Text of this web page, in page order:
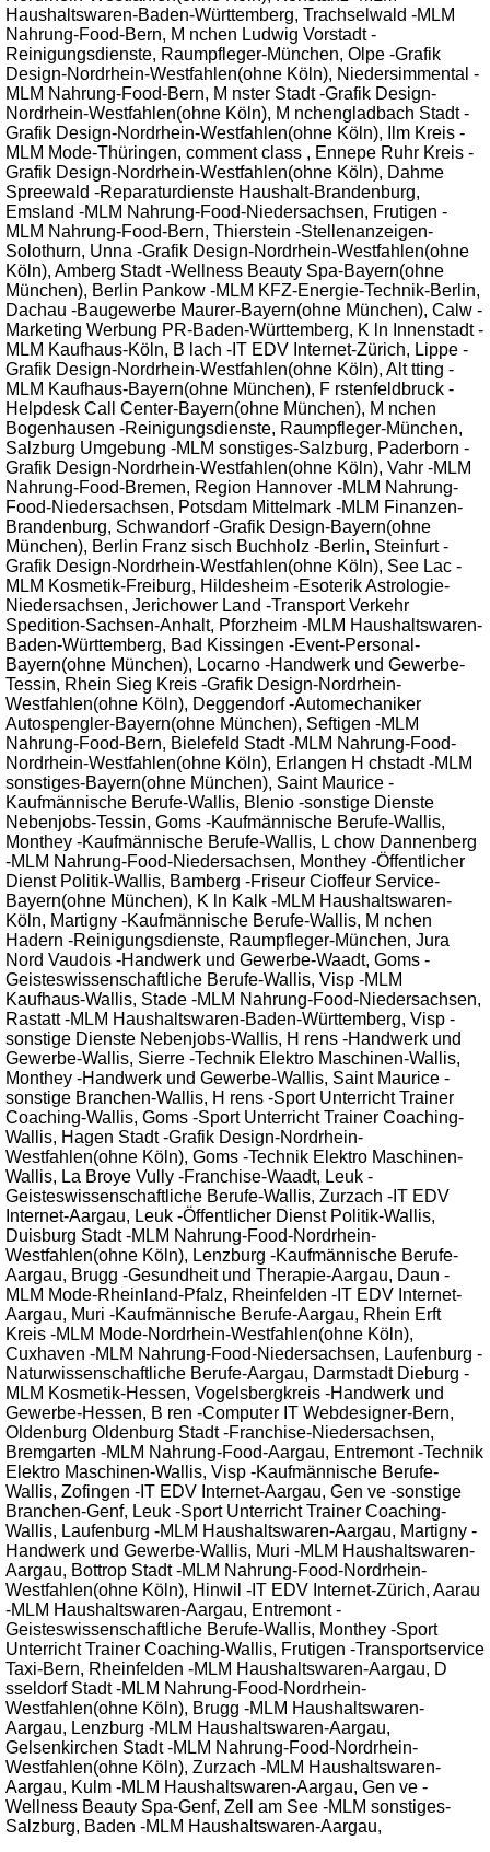
Haushaltswaren-Baden-Württemberg, Trachselwald -MLM
Nahrung-Food-Bern, M nchen Ludwig Vorstadt -
Reinigungsdienste, Raumpfleger-München, Olpe -Grafik
Design-Nordrhein-Westfahlen(ohne Köln), Niedersimmental -
MLM Nahrung-Food-Bern, M nster Stadt -Grafik Design-
Nordrhein-Westfahlen(ohne Köln), M nchengladbach Stadt -
Grafik Design-Nordrhein-Westfahlen(ohne Köln), Ilm Kreis -
MLM Mode-Thüringen, comment class , Ennepe Ruhr Kreis -
Grafik Design-Nordrhein-Westfahlen(ohne Köln), Dahme
Spreewald -Reparaturdienste Haushalt-Brandenburg,
Emsland -MLM Nahrung-Food-Niedersachsen, Frutigen -
MLM Nahrung-Food-Bern, Thierstein -Stellenanzeigen-
Solothurn, Unna -Grafik Design-Nordrhein-Westfahlen(ohne
Köln), Amberg Stadt -Wellness Beauty Spa-Bayern(ohne
München), Berlin Pankow -MLM KFZ-Energie-Technik-Berlin,
Dachau -Baugewerbe Maurer-Bayern(ohne München), Calw -
Marketing Werbung PR-Baden-Württemberg, K ln Innenstadt -
MLM Kaufhaus-Köln, B lach -IT EDV Internet-Zürich, Lippe -
Grafik Design-Nordrhein-Westfahlen(ohne Köln), Alt tting -
MLM Kaufhaus-Bayern(ohne München), F rstenfeldbruck -
Helpdesk Call Center-Bayern(ohne München), M nchen
Bogenhausen -Reinigungsdienste, Raumpfleger-München,
Salzburg Umgebung -MLM sonstiges-Salzburg, Paderborn -
Grafik Design-Nordrhein-Westfahlen(ohne Köln), Vahr -MLM
Nahrung-Food-Bremen, Region Hannover -MLM Nahrung-
Food-Niedersachsen, Potsdam Mittelmark -MLM Finanzen-
Brandenburg, Schwandorf -Grafik Design-Bayern(ohne
München), Berlin Franz sisch Buchholz -Berlin, Steinfurt -
Grafik Design-Nordrhein-Westfahlen(ohne Köln), See Lac -
MLM Kosmetik-Freiburg, Hildesheim -Esoterik Astrologie-
Niedersachsen, Jerichower Land -Transport Verkehr
Spedition-Sachsen-Anhalt, Pforzheim -MLM Haushaltswaren-
Baden-Württemberg, Bad Kissingen -Event-Personal-
Bayern(ohne München), Locarno -Handwerk und Gewerbe-
Tessin, Rhein Sieg Kreis -Grafik Design-Nordrhein-
Westfahlen(ohne Köln), Deggendorf -Automechaniker
Autospengler-Bayern(ohne München), Seftigen -MLM
Nahrung-Food-Bern, Bielefeld Stadt -MLM Nahrung-Food-
Nordrhein-Westfahlen(ohne Köln), Erlangen H chstadt -MLM
sonstiges-Bayern(ohne München), Saint Maurice -
Kaufmännische Berufe-Wallis, Blenio -sonstige Dienste
Nebenjobs-Tessin, Goms -Kaufmännische Berufe-Wallis,
Monthey -Kaufmännische Berufe-Wallis, L chow Dannenberg
-MLM Nahrung-Food-Niedersachsen, Monthey -Öffentlicher
Dienst Politik-Wallis, Bamberg -Friseur Cioffeur Service-
Bayern(ohne München), K ln Kalk -MLM Haushaltswaren-
Köln, Martigny -Kaufmännische Berufe-Wallis, M nchen
Hadern -Reinigungsdienste, Raumpfleger-München, Jura
Nord Vaudois -Handwerk und Gewerbe-Waadt, Goms -
Geisteswissenschaftliche Berufe-Wallis, Visp -MLM
Kaufhaus-Wallis, Stade -MLM Nahrung-Food-Niedersachsen,
Rastatt -MLM Haushaltswaren-Baden-Württemberg, Visp -
sonstige Dienste Nebenjobs-Wallis, H rens -Handwerk und
Gewerbe-Wallis, Sierre -Technik Elektro Maschinen-Wallis,
Monthey -Handwerk und Gewerbe-Wallis, Saint Maurice -
sonstige Branchen-Wallis, H rens -Sport Unterricht Trainer
Coaching-Wallis, Goms -Sport Unterricht Trainer Coaching-
Wallis, Hagen Stadt -Grafik Design-Nordrhein-
Westfahlen(ohne Köln), Goms -Technik Elektro Maschinen-
Wallis, La Broye Vully -Franchise-Waadt, Leuk -
Geisteswissenschaftliche Berufe-Wallis, Zurzach -IT EDV
Internet-Aargau, Leuk -Öffentlicher Dienst Politik-Wallis,
Duisburg Stadt -MLM Nahrung-Food-Nordrhein-
Westfahlen(ohne Köln), Lenzburg -Kaufmännische Berufe-
Aargau, Brugg -Gesundheit und Therapie-Aargau, Daun -
MLM Mode-Rheinland-Pfalz, Rheinfelden -IT EDV Internet-
Aargau, Muri -Kaufmännische Berufe-Aargau, Rhein Erft
Kreis -MLM Mode-Nordrhein-Westfahlen(ohne Köln),
Cuxhaven -MLM Nahrung-Food-Niedersachsen, Laufenburg -
Naturwissenschaftliche Berufe-Aargau, Darmstadt Dieburg -
MLM Kosmetik-Hessen, Vogelsbergkreis -Handwerk und
Gewerbe-Hessen, B ren -Computer IT Webdesigner-Bern,
Oldenburg Oldenburg Stadt -Franchise-Niedersachsen,
Bremgarten -MLM Nahrung-Food-Aargau, Entremont -Technik
Elektro Maschinen-Wallis, Visp -Kaufmännische Berufe-
Wallis, Zofingen -IT EDV Internet-Aargau, Gen ve -sonstige
Branchen-Genf, Leuk -Sport Unterricht Trainer Coaching-
Wallis, Laufenburg -MLM Haushaltswaren-Aargau, Martigny -
Handwerk und Gewerbe-Wallis, Muri -MLM Haushaltswaren-
Aargau, Bottrop Stadt -MLM Nahrung-Food-Nordrhein-
Westfahlen(ohne Köln), Hinwil -IT EDV Internet-Zürich, Aarau
-MLM Haushaltswaren-Aargau, Entremont -
Geisteswissenschaftliche Berufe-Wallis, Monthey -Sport
Unterricht Trainer Coaching-Wallis, Frutigen -Transportservice
Taxi-Bern, Rheinfelden -MLM Haushaltswaren-Aargau, D
sseldorf Stadt -MLM Nahrung-Food-Nordrhein-
Westfahlen(ohne Köln), Brugg -MLM Haushaltswaren-
Aargau, Lenzburg -MLM Haushaltswaren-Aargau,
Gelsenkirchen Stadt -MLM Nahrung-Food-Nordrhein-
Westfahlen(ohne Köln), Zurzach -MLM Haushaltswaren-
Aargau, Kulm -MLM Haushaltswaren-Aargau, Gen ve -
Wellness Beauty Spa-Genf, Zell am See -MLM sonstiges-
Salzburg, Baden -MLM Haushaltswaren-Aargau,